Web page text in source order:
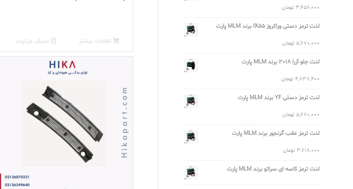
اطلاعات بیشتر نمایش جزئیات
3,456,000 تومان
لنت ترمز دستی وراکروز IX55 برند MLM پارت
5,670,000 تومان
لنت جلو آزرا 2018 برند MLM پارت
4,838,400 تومان
لنت ترمز دستی YF برند MLM پارت
5,670,000 تومان
لنت ترمز عقب گرنجور برند MLM پارت
3,618,000 تومان
لنت ترمز کاسه ای سراتو برند MLM پارت